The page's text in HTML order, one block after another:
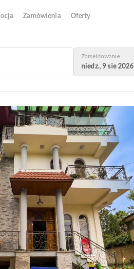
Zamówienia Oferty
Zameldowanie
niedz., 9 sie 2026